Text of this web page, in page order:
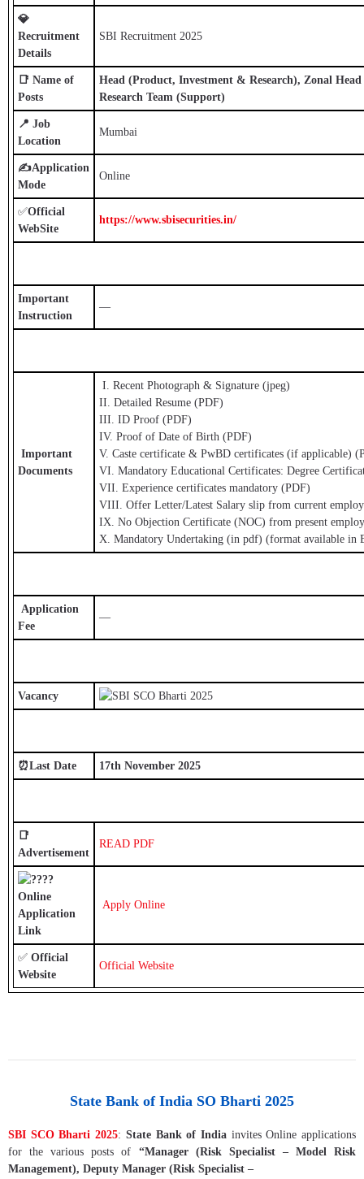
💎
Recruitment
Details
SBI Recruitment 2025
📑 Name of
Posts
Head (Product, Investment & Research), Zonal
Research Team (Support)
📍 Job
Location
Mumbai
✍Application
Mode
Online
✅Official
WebSite
https://www.sbisecurities.in/
Important
Instruction
—
Important
Documents
I. Recent Photograph & Signature (jpeg)
II. Detailed Resume (PDF)
III. ID Proof (PDF)
IV. Proof of Date of Birth (PDF)
V. Caste certificate & PwBD certificates (if applicable)
VI. Mandatory Educational Certificates: Degree
VII. Experience certificates mandatory (PDF)
VIII. Offer Letter/Latest Salary slip from current
IX. No Objection Certificate (NOC) from present
X. Mandatory Undertaking (in pdf) (format available in
Application
Fee
—
Vacancy
⏰Last Date 17th November 2025
📑
Advertisement
READ PDF
Online
Application
Link
Apply Online
✅ Official
Website
Official Website
State Bank of India SO Bharti 2025
SBI SCO Bharti 2025: State Bank of Indiainvites Online applications
for the various posts of “Manager (Risk Specialist – Model Risk
Management), Deputy Manager (Risk Specialist –